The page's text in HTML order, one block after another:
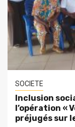
SOCIETE
Inclusion
l’opération «
préjugés sur